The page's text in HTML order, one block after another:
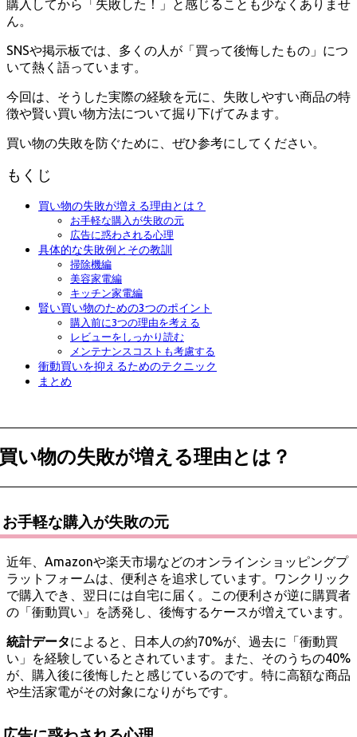
購入してから「失敗した！」と感じることも少なくありませ
ん。
SNSや掲示板では、多くの人が「買って後悔したもの」につ
いて熱く語っています。
今回は、そうした実際の経験を元に、失敗しやすい商品の特
徴や賢い買い物方法について掘り下げてみます。
買い物の失敗を防ぐために、ぜひ参考にしてください。
もくじ
買い物の失敗が増える理由とは？
お手軽な購入が失敗の元
広告に惑わされる心理
具体的な失敗例とその教訓
掃除機編
美容家電編
キッチン家電編
賢い買い物のための3つのポイント
購入前に3つの理由を考える
レビューをしっかり読む
メンテナンスコストも考慮する
衝動買いを抑えるためのテクニック
まとめ
い物の失敗が増える理由とは？
お手軽な購入が失敗の元
近年、Amazonや楽天市場などのオンラインショッピングプ
ラットフォームは、便利さを追求しています。ワンクリック
で購入でき、翌日には自宅に届く。この便利さが逆に購買者
の「衝動買い」を誘発し、後悔するケースが増えています。
統計データによると、日本人の約70%が、過去に「衝動買
い」を経験しているとされています。また、そのうちの40%
が、購入後に後悔したと感じているのです。特に高額な商品
や生活家電がその対象になりがちです。